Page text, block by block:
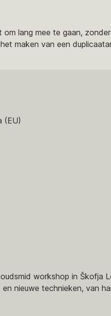
lang mee te gaan,
maken van een
(EU)
workshop in Škofja
nieuwe technieken, van